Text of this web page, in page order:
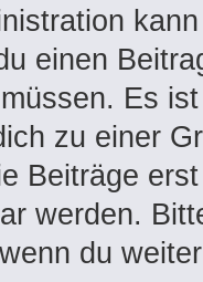
einen
Es
zu einer
Beiträge
werden.
du